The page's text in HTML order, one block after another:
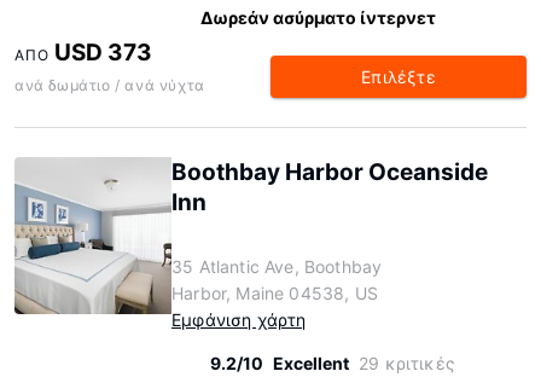
Δωρεάν ασύρματο ίντερνετ
ΑΠΌ USD 373
ανά δωμάτιο / ανά νύχτα Επιλέξτε
Boothbay Harbor Oceanside
Inn
35 Atlantic Ave, Boothbay
Harbor, Maine 04538, US
Εμφάνιση χάρτη
9.2/10 Excellent 29 κριτικές